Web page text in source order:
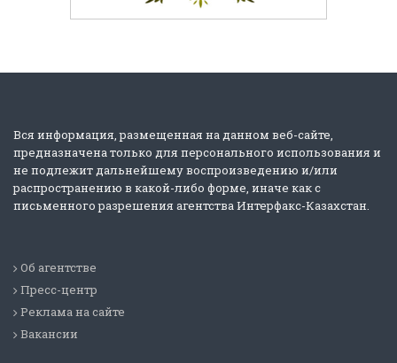
Вся информация, размещенная на данном веб-сайте,
предназначена только для персонального использования и
не подлежит дальнейшему воспроизведению и/или
распространению в какой-либо форме, иначе как с
письменного разрешения агентства Интерфакс-Казахстан.
Об агентстве
Пресс-центр
Реклама на сайте
Вакансии